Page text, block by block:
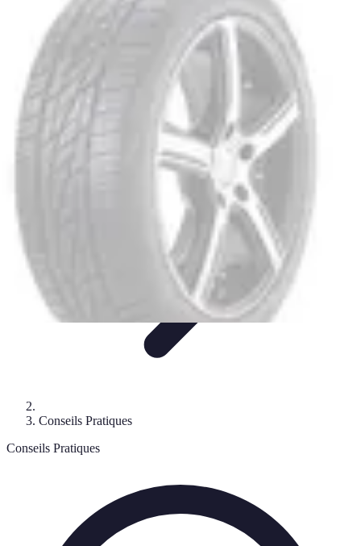
Shopping Accessible
Compréhension de l'accessibilité
Accessibilité Guides pratiques
Pratique
Shopping Accessible
Conseils Pratiques
Conseils Pratiques